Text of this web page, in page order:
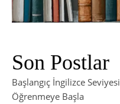
Son Postlar
Başlangıç İngilizce
Öğrenmeye Başla